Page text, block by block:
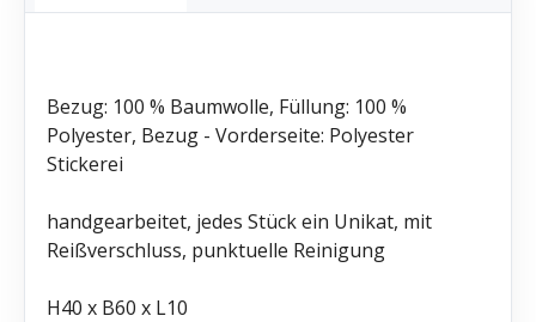
Bezug: 100 % Baumwolle, Füllung: 100 %
Polyester, Bezug - Vorderseite: Polyester
Stickerei
handgearbeitet, jedes Stück ein Unikat, mit
Reißverschluss, punktuelle Reinigung
H40 x B60 x L10